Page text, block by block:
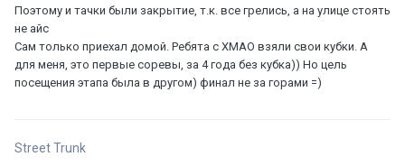
Поэтому и тачки были закрытие, т.к. все грелись, а на улице стоять
не айс
Сам только приехал домой. Ребята с ХМАО взяли свои кубки. А
для меня, это первые соревы, за 4 года без кубка)) Но цель
посещения этапа была в другом) финал не за горами =)
Street Trunk